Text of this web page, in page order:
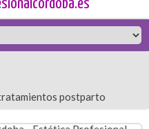
postparto